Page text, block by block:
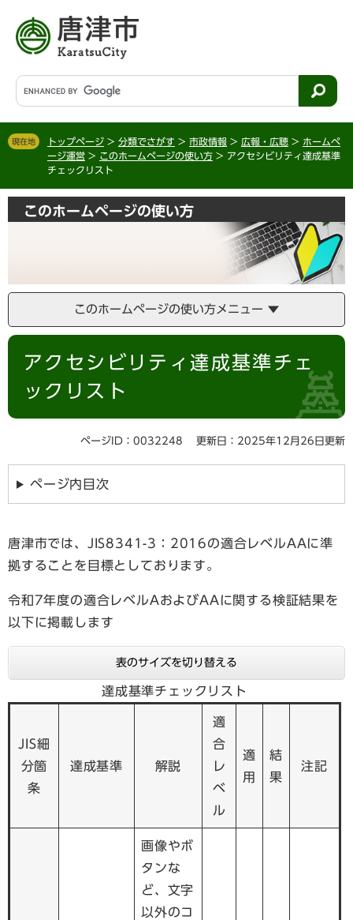
す
。
し
て
へ
G
o
g
l
ス
タ
現在地 トップページ > 分類でさがす > 市政情報 > 広報・広聴 > ホームペ
ージ運営 > このホームページの使い方 > アクセシビリティ達成基準
チェックリスト
このホームページの使い方
このホームページの使い方メニュー
本
アクセシビリティ達成基準チェ
ックリスト
ページID：0032248 更新日：2025年12月26日更新
ページ内目次
唐津市では、JIS8341-3：2016の適合レベルAAに準
拠することを目標としております。
令和7年度の適合レベルAおよびAAに関する検証結果を
以下に掲載します
表のサイズを切り替える
達成基準チェックリスト
JIS細
分箇
条
達成基準 解説
適
合
レ
ベ
ル
適
用
結
果
注記
画像やボ
タンな
ど、文字
以外のコ